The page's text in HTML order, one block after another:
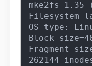
mke2fs 1.35
Filesystem
OS type:
Block
Fragment
262144